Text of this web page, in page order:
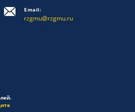
Email:
rzgmu@rzgmu.ru